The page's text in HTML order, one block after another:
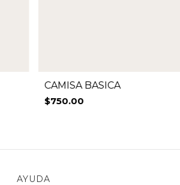
CAMISA BASICA
$750.00
AYUDA